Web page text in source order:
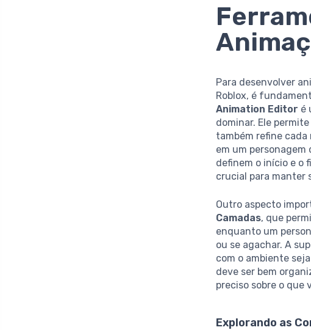
Para desenvolver
Roblox, é
Animation Editor é
dominar. Ele
também refine
em um
definem o início e o
crucial para manter
Outro aspecto
Camadas, que
enquanto um
ou se agachar. A
com o ambiente
deve ser bem
preciso sobre o que
Explorando as